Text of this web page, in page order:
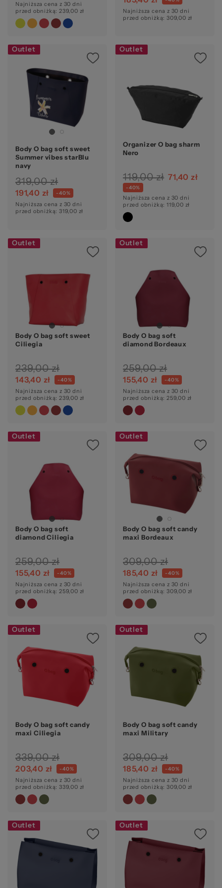
Najniższa cena z 30 dni
przed obniżką: 239,00 zł
Najniższa cena z 30 dni
przed obniżką: 309,00 zł
Outlet
Body O bag soft sweet
Summer vibes starBlu
navy
319,00 zł
191,40 zł -40%
Najniższa cena z 30 dni
przed obniżką: 319,00 zł
Outlet
Organizer O bag sharm
Nero
119,00 zł 71,40 zł
-40%
Najniższa cena z 30 dni
przed obniżką: 119,00 zł
Outlet
Body O bag soft sweet
Ciliegia
239,00 zł
143,40 zł -40%
Najniższa cena z 30 dni
przed obniżką: 239,00 zł
Outlet
Body O bag soft
diamond Bordeaux
259,00 zł
155,40 zł -40%
Najniższa cena z 30 dni
przed obniżką: 259,00 zł
Outlet
Body O bag soft
diamond Ciliegia
259,00 zł
155,40 zł -40%
Najniższa cena z 30 dni
przed obniżką: 259,00 zł
Outlet
Body O bag soft candy
maxi Bordeaux
309,00 zł
185,40 zł -40%
Najniższa cena z 30 dni
przed obniżką: 309,00 zł
Outlet
Body O bag soft candy
maxi Ciliegia
339,00 zł
203,40 zł -40%
Najniższa cena z 30 dni
przed obniżką: 339,00 zł
Outlet
Body O bag soft candy
maxi Military
309,00 zł
185,40 zł -40%
Najniższa cena z 30 dni
przed obniżką: 309,00 zł
Outlet Outlet